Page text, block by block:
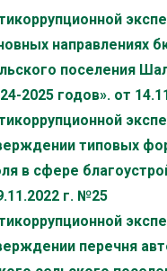
направлениях
поселения
2025 годов». от
типовых
в сфере
г. №25
перечня